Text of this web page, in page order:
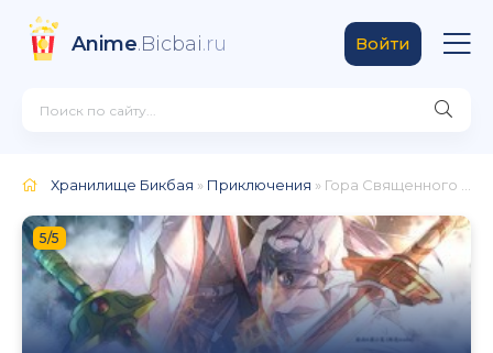
Anime.Bicbai.ru Войти
Хранилище Бикбая » Приключения » Гора Священного меча: Банкет Звездной пыли (второй сезон) / Reikenzan: Eichi e no Shikaku (2017) 2 сезон
5/5